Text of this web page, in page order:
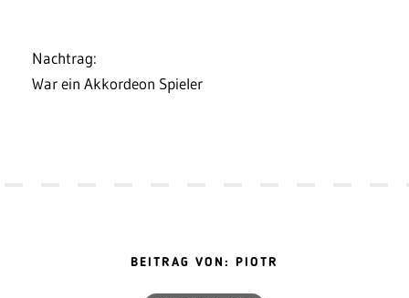
Nachtrag:
War ein Akkordeon Spieler
BEITRAG VON: PIOTR